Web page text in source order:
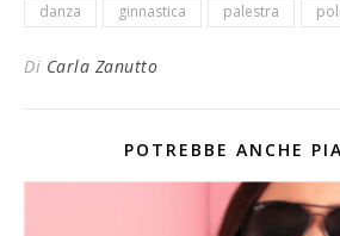
danza ginnastica palestra
Di Carla Zanutto
POTREBBE ANCHE